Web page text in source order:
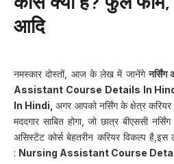
आदि
नमस्कार दोस्तों, आज के लेख में जानेंगे
Assistant Course Details In
In Hindi,अगर आपको नर्सिंग के क्षेत्र
मददगार साबित होगा, जो छात्र बीएससी
असिस्टेंट कोर्स बेहतरीन करियर विकल्प
: Nursing Assistant Course